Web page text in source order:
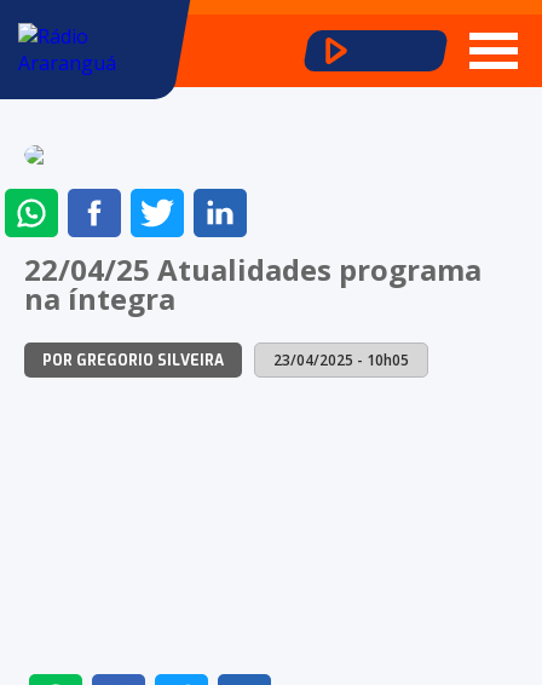
ENVIAR
NO
WHATSAPP
COMPARTILHAR
NO
FACEBOOK
COMPARTILHAR
NO
TWITTERLINKEDIN
22/04/25 Atualidades programa
na íntegra
POR GREGORIO SILVEIRA 23/04/2025 - 10h05